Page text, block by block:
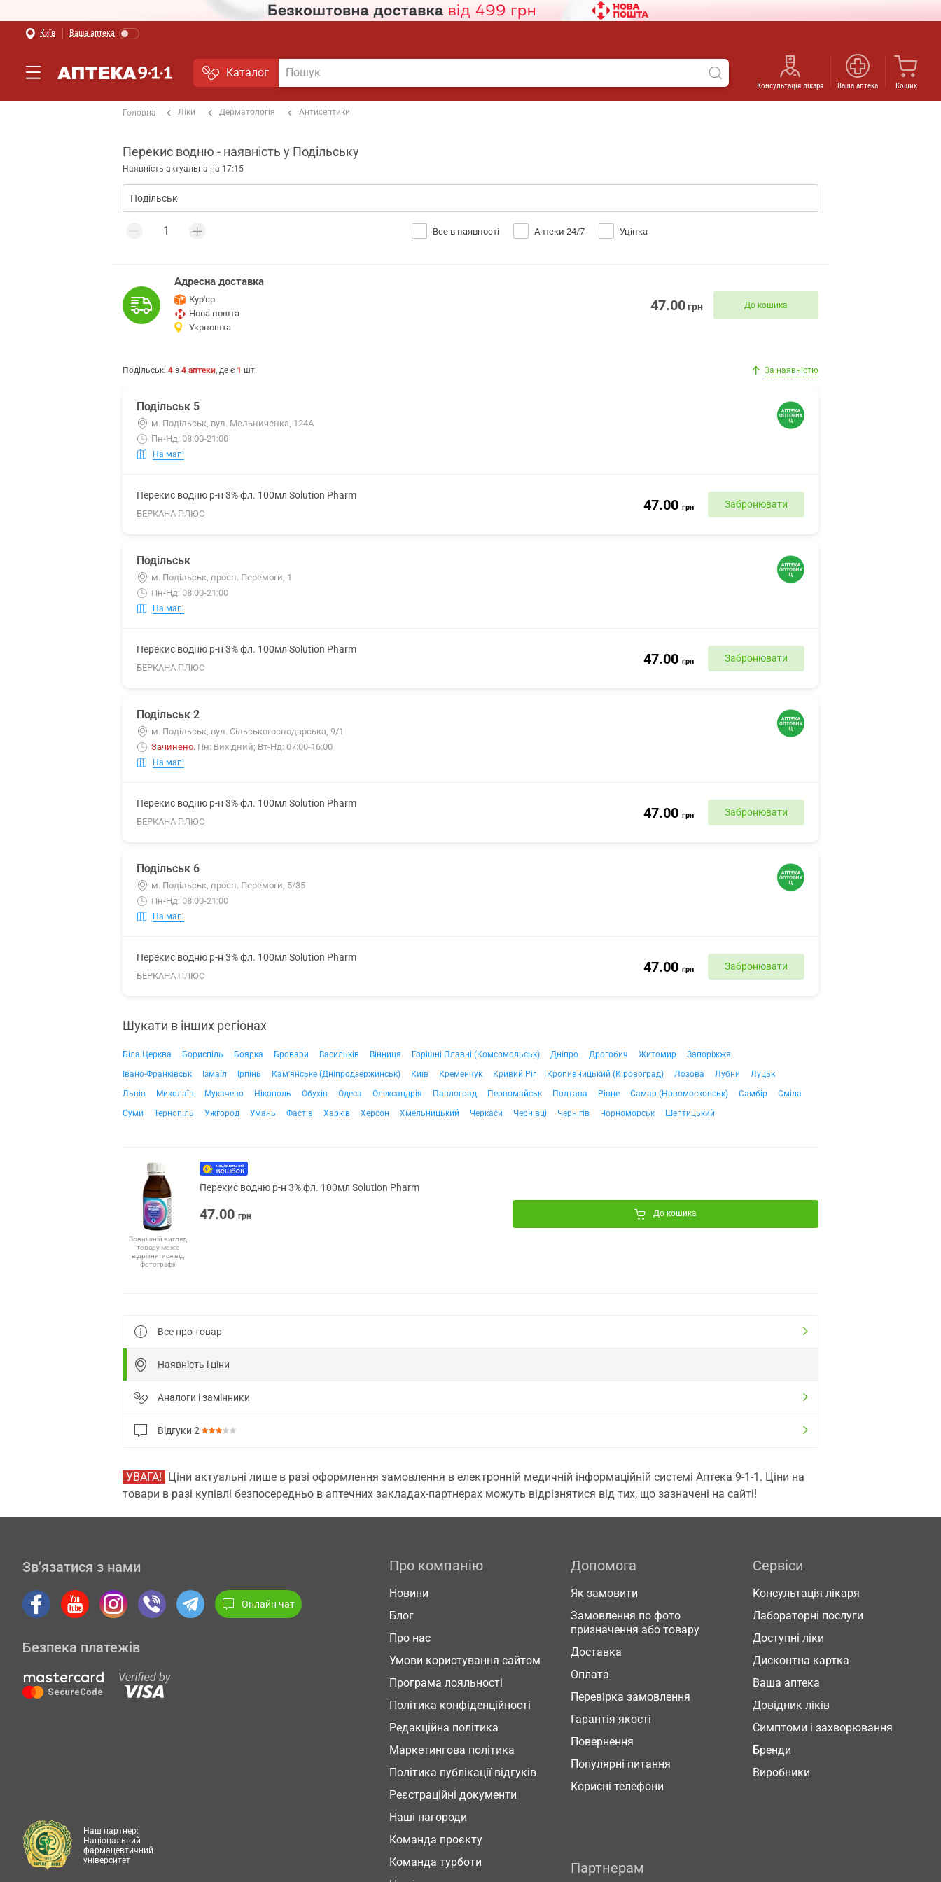
Київ Ваша аптека
Каталог
Консультація лікаря Ваша аптека Кошик
Головна Ліки Дерматологія Антисептики
Перекис водню - наявність у Подільську
Наявність актуальна на 17:15
Все в наявності Аптеки 24/7 Уцінка
Адресна доставка
Кур'єр
Нова пошта
Укрпошта
47.00грн До кошика
Подільськ: 4 з 4 аптеки, де є 1 шт. За наявністю
Подільськ 5
м. Подільськ, вул. Мельниченка, 124А
Пн-Нд: 08:00-21:00
На мапі
Перекис водню р-н 3% фл. 100мл Solution Pharm
БЕРКАНА ПЛЮС
47.00 грн Забронювати
Подільськ
м. Подільськ, просп. Перемоги, 1
Пн-Нд: 08:00-21:00
На мапі
Перекис водню р-н 3% фл. 100мл Solution Pharm
БЕРКАНА ПЛЮС
47.00 грн Забронювати
Подільськ 2
м. Подільськ, вул. Сільськогосподарська, 9/1
Зачинено. Пн: Вихідний; Вт-Нд: 07:00-16:00
На мапі
Перекис водню р-н 3% фл. 100мл Solution Pharm
БЕРКАНА ПЛЮС
47.00 грн Забронювати
Подільськ 6
м. Подільськ, просп. Перемоги, 5/35
Пн-Нд: 08:00-21:00
На мапі
Перекис водню р-н 3% фл. 100мл Solution Pharm
БЕРКАНА ПЛЮС
47.00 грн Забронювати
Шукати в інших регіонах
Біла Церква Бориспіль Боярка Бровари Васильків Вінниця Горішні Плавні (Комсомольськ) Дніпро Дрогобич Житомир
Запоріжжя
Івано-Франківськ
Ізмаїл Ірпінь Кам'янське (Дніпродзержинськ) Київ Кременчук Кривий Ріг Кропивницький (Кіровоград) Лозова Лубни
Луцьк
Львів
Миколаїв Мукачево Нікополь Обухів Одеса Олександрія Павлоград Первомайськ Полтава Рівне Самар (Новомосковськ) Самбір
Сміла
Суми
Тернопіль Ужгород Умань Фастів Харків Херсон Хмельницький Черкаси Чернівці Чернігів Чорноморськ Шептицький
Зовнішній вигляд
товару може
відрізнятися від
фотографії
Перекис водню р-н 3% фл. 100мл Solution Pharm
47.00 грн До кошика
Все про товар
Наявність і ціни
Аналоги і замінники
Відгуки 2
УВАГА! Ціни актуальні лише в разі оформлення замовлення в електронній медичній інформаційній системі Аптека 9-1-1. Ціни на
товари в разі купівлі безпосередньо в аптечних закладах-партнерах можуть відрізнятися від тих, що зазначені на сайті!
Зв’язатися з нами
Онлайн чат
Безпека платежів
Про компанію
Новини
Блог
Про нас
Умови користування сайтом
Програма лояльності
Політика конфіденційності
Редакційна політика
Маркетингова політика
Політика публікації відгуків
Реєстраційні документи
Наші нагороди
Команда проєкту
Команда турботи
Допомога
Як замовити
Замовлення по фото
призначення або товару
Доставка
Оплата
Перевірка замовлення
Гарантія якості
Повернення
Популярні питання
Корисні телефони
Сервіси
Консультація лікаря
Лабораторні послуги
Доступні ліки
Дисконтна картка
Ваша аптека
Довідник ліків
Симптоми і захворювання
Бренди
Виробники
Партнерам
Наш партнер:
Національний
фармацевтичний
університет